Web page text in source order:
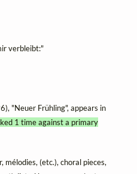
verbleibt:"
"Neuer Frühling", appears in
1 time against a primary
mélodies, (etc.), choral pieces,